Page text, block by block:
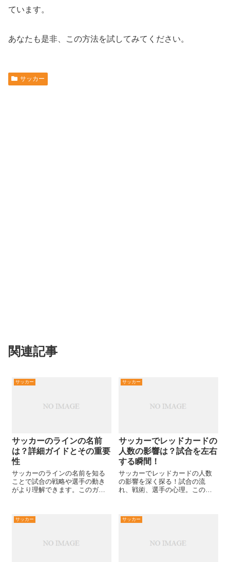
ています。
あなたも是非、この方法を試してみてください。
サッカー
関連記事
サッカー
サッカーのラインの名前
は？詳細ガイドとその重要
性
サッカーのラインの名前を知る
ことで試合の戦略や選手の動き
がより理解できます。このガイ
ための情報を提供します。
サッカー
サッカーでレッドカードの
人数の影響は？試合を左右
する瞬間！
サッカーでレッドカードの人数
の影響を深く探る！試合の流
れ、戦術、選手の心理。この記
サッカー サッカー